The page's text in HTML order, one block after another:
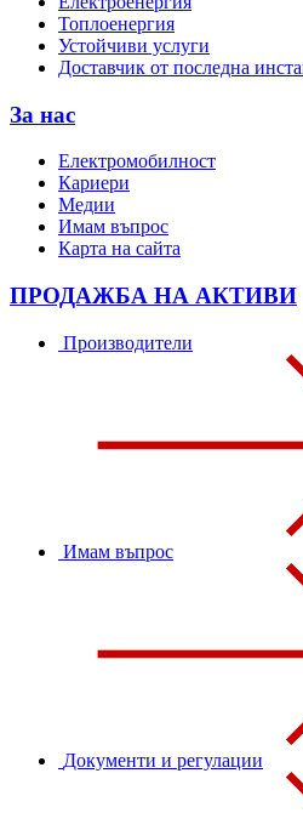
Топлоенергия
Устойчиви услуги
Доставчик от последна
За нас
Електромобилност
Кариери
Медии
Имам въпрос
Карта на сайта
ПРОДАЖБА НА АКТИВИ
Производители
Имам въпрос
Документи и регулации